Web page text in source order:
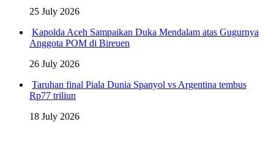
25 July 2026
Kapolda Aceh Sampaikan Duka Mendalam atas Gugurnya
Anggota POM di Bireuen
26 July 2026
Taruhan final Piala Dunia Spanyol vs Argentina tembus
Rp77 triliun
18 July 2026